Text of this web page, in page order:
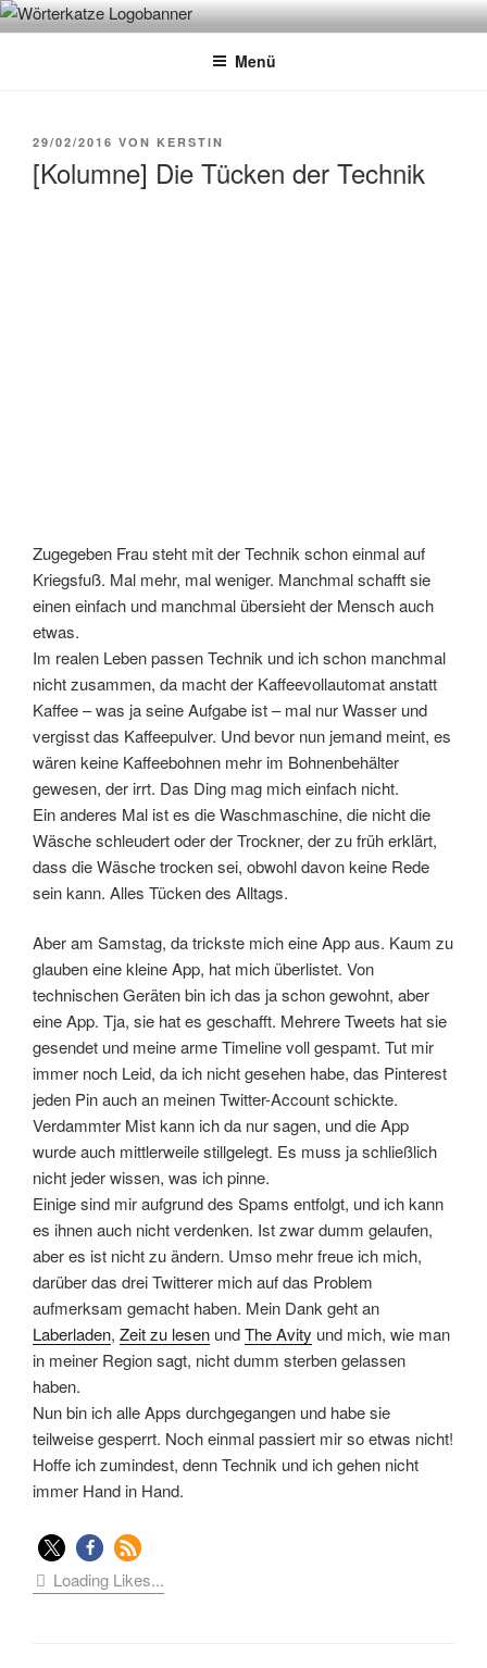
Zum
InhaltWÖRTERKATZE
Von Büchern erzählen
Menü
VERÖFFENTLICHT
29/02/2016 VON KERSTIN
[Kolumne] Die Tücken der Technik
Zugegeben Frau steht mit der Technik schon einmal auf
Kriegsfuß. Mal mehr, mal weniger. Manchmal schafft sie
einen einfach und manchmal übersieht der Mensch auch
etwas.
Im realen Leben passen Technik und ich schon manchmal
nicht zusammen, da macht der Kaffeevollautomat anstatt
Kaffee – was ja seine Aufgabe ist – mal nur Wasser und
vergisst das Kaffeepulver. Und bevor nun jemand meint, es
wären keine Kaffeebohnen mehr im Bohnenbehälter
gewesen, der irrt. Das Ding mag mich einfach nicht.
Ein anderes Mal ist es die Waschmaschine, die nicht die
Wäsche schleudert oder der Trockner, der zu früh erklärt,
dass die Wäsche trocken sei, obwohl davon keine Rede
sein kann. Alles Tücken des Alltags.
Aber am Samstag, da trickste mich eine App aus. Kaum zu
glauben eine kleine App, hat mich überlistet. Von
technischen Geräten bin ich das ja schon gewohnt, aber
eine App. Tja, sie hat es geschafft. Mehrere Tweets hat sie
gesendet und meine arme Timeline voll gespamt. Tut mir
immer noch Leid, da ich nicht gesehen habe, das Pinterest
jeden Pin auch an meinen Twitter-Account schickte.
Verdammter Mist kann ich da nur sagen, und die App
wurde auch mittlerweile stillgelegt. Es muss ja schließlich
nicht jeder wissen, was ich pinne.
Einige sind mir aufgrund des Spams entfolgt, und ich kann
es ihnen auch nicht verdenken. Ist zwar dumm gelaufen,
aber es ist nicht zu ändern. Umso mehr freue ich mich,
darüber das drei Twitterer mich auf das Problem
aufmerksam gemacht haben. Mein Dank geht an
Laberladen, Zeit zu lesen undThe Avity und mich, wie man
in meiner Region sagt, nicht dumm sterben gelassen
haben.
Nun bin ich alle Apps durchgegangen und habe sie
teilweise gesperrt. Noch einmal passiert mir so etwas nicht!
Hoffe ich zumindest, denn Technik und ich gehen nicht
immer Hand in Hand.
Loading Likes...